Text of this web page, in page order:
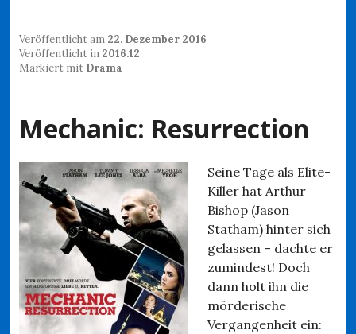
Veröffentlicht am 22. Dezember 2016
Veröffentlicht in 2016.12
Markiert mit Drama
Mechanic: Resurrection
Seine Tage als Elite-
Killer hat Arthur
Bishop (Jason
Statham) hinter sich
gelassen – dachte er
zumindest! Doch
dann holt ihn die
mörderische
Vergangenheit ein: